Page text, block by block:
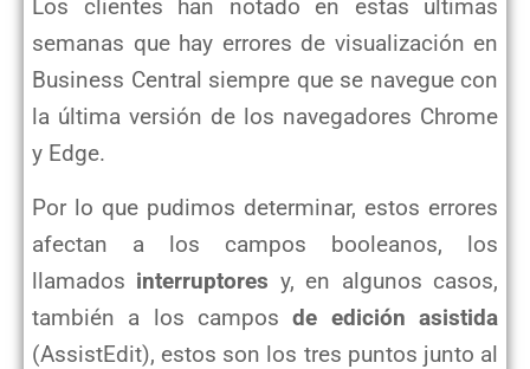
Los clientes han notado en estas ultimas
semanas que hay errores de visualización en
Business Central siempre que se navegue con
la última versión de los navegadores Chrome
y Edge.
Por lo que pudimos determinar, estos errores
afectan a los campos booleanos, los
llamados interruptores y, en algunos casos,
también a los camposde edición asistida
(AssistEdit), estos son los tres puntos junto al